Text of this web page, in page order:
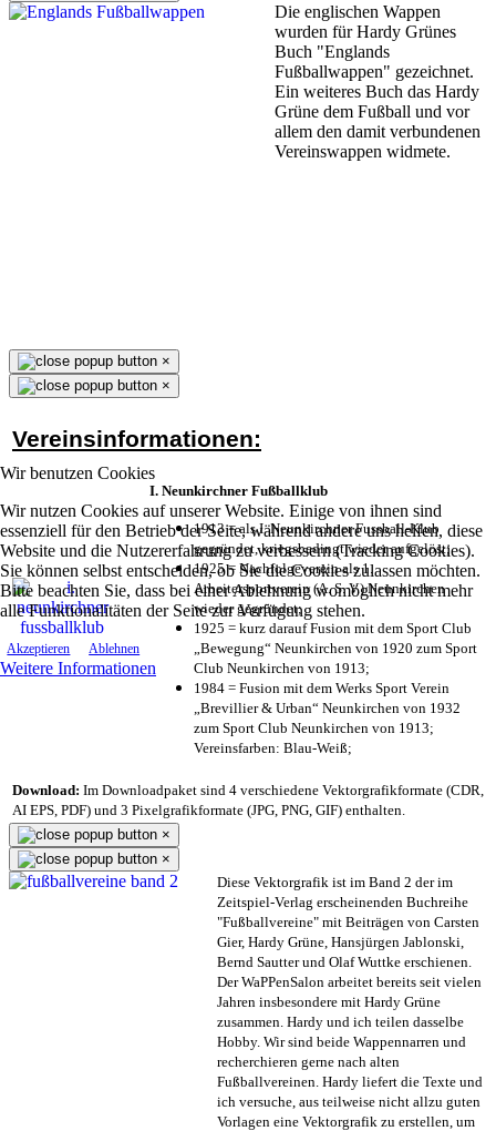
Wir benutzen Cookies
Wir nutzen Cookies auf unserer Website. Einige von ihnen sind
essenziell für den Betrieb der Seite, während andere uns helfen, diese
Website und die Nutzererfahrung zu verbessern (Tracking Cookies).
Sie können selbst entscheiden, ob Sie die Cookies zulassen möchten.
Bitte beachten Sie, dass bei einer Ablehnung womöglich nicht mehr
alle Funktionalitäten der Seite zur Verfügung stehen.
Akzeptieren Ablehnen
Weitere Informationen
Die englischen Wappen
wurden für Hardy Grünes
Buch "Englands
Fußballwappen" gezeichnet.
Ein weiteres Buch das Hardy
Grüne dem Fußball und vor
allem den damit verbundenen
Vereinswappen widmete.
×
×
Vereinsinformationen:
I. Neunkirchner Fußballklub
1913 = als I. Neunkirchner Fussball-Klub
gegründet, kriegsbedingt wieder aufgelöst;
1925 = Nachfolgeverein als 1.
Arbeitersportverein (A. S. V.) Neunkirchen
wieder gegründet;
1925 = kurz darauf Fusion mit dem Sport Club
„Bewegung“ Neunkirchen von 1920 zum Sport
Club Neunkirchen von 1913;
1984 = Fusion mit dem Werks Sport Verein
„Brevillier & Urban“ Neunkirchen von 1932
zum Sport Club Neunkirchen von 1913;
Vereinsfarben: Blau-Weiß;
Download: Im Downloadpaket sind 4 verschiedene Vektorgrafikformate (CDR,
AI EPS, PDF) und 3 Pixelgrafikformate (JPG, PNG, GIF) enthalten.
×
×
Diese Vektorgrafik ist im Band 2 der im
Zeitspiel-Verlag erscheinenden Buchreihe
"Fußballvereine" mit Beiträgen von Carsten
Gier, Hardy Grüne, Hansjürgen Jablonski,
Bernd Sautter und Olaf Wuttke erschienen.
Der WaPPenSalon arbeitet bereits seit vielen
Jahren insbesondere mit Hardy Grüne
zusammen. Hardy und ich teilen dasselbe
Hobby. Wir sind beide Wappennarren und
recherchieren gerne nach alten
Fußballvereinen. Hardy liefert die Texte und
ich versuche, aus teilweise nicht allzu guten
Vorlagen eine Vektorgrafik zu erstellen, um